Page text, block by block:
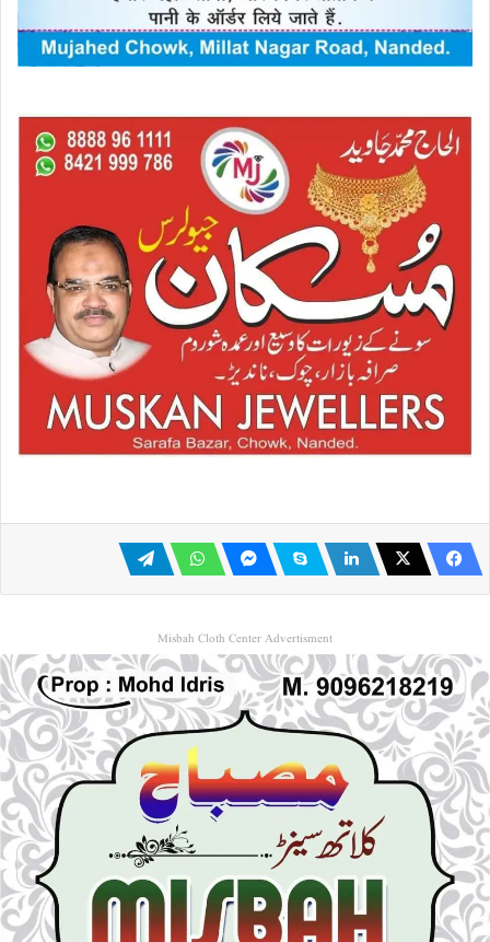
Misbah Cloth Center Advertisment